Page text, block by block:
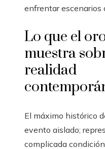
enfrentar escenarios
Lo que el
muestra
realidad
El máximo histórico
evento aislado;
complicada